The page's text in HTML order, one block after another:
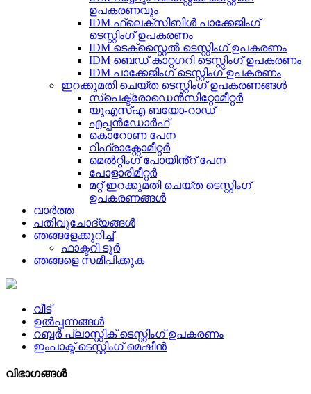
ഉപകരണവും
IDM ഫ്ലെക്സിബിൾ പാക്കേജിംഗ്
ടെസ്റ്റിംഗ് ഉപകരണം
IDM ടെക്സ്റ്റൈൽ ടെസ്റ്റിംഗ് ഉപകരണം
IDM ബെഡ് കാറ്റഗറി ടെസ്റ്റിംഗ് ഉപകരണം
IDM പാക്കേജിംഗ് ടെസ്റ്റിംഗ് ഉപകരണം
ഇറക്കുമതി ചെയ്ത ടെസ്റ്റിംഗ് ഉപകരണങ്ങൾ
സ്പെക്ട്രോഡെൻസിറ്റോമീറ്റർ
യുഎസ്എ ബയോ-റാഡ്
എപ്പൻഡോർഫ്
കൊറോണ പേന
റിഫ്രാക്റ്റോമീറ്റർ
മെൽറ്റിംഗ് പോയിൻ്റ് പേന
പോളാരിമീറ്റർ
മറ്റ് ഇറക്കുമതി ചെയ്ത ടെസ്റ്റിംഗ്
ഉപകരണങ്ങൾ
വാർത്ത
പതിവുചോദ്യങ്ങൾ
ഞങ്ങളേക്കുറിച്ച്
ഫാക്ടറി ടൂർ
ഞങ്ങളെ സമീപിക്കുക
വീട്
ഉൽപ്പന്നങ്ങൾ
റബ്ബർ പ്ലാസ്റ്റിക് ടെസ്റ്റിംഗ് ഉപകരണം
ഇംപാക്ട് ടെസ്റ്റിംഗ് മെഷീൻ
വിഭാഗങ്ങൾ